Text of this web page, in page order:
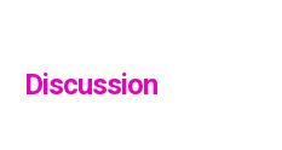
Discussion